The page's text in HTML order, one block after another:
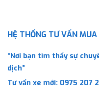
HỆ THỐNG TƯ VẤN
“Nơi bạn tìm thấy sự
dịch”
Tư vấn xe mới: 0975 207